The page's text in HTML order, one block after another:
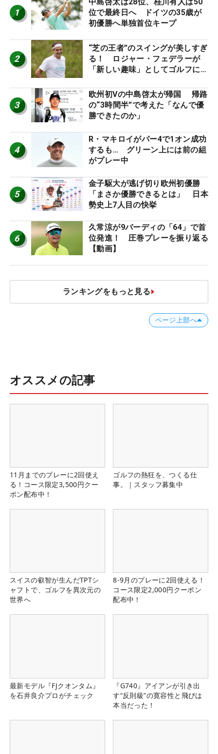
1
位で最終日へ ドイツの35歳が
初優勝へ単独首位キープ
2
“芝の王者”のスイングが美しすぎ
る！ ロジャー・フェデラーが
「新しい趣味」としてゴルフに挑
3
欧州初Vの中島啓太が帰国 帰路
の“3時間半”で考えた「なんで優
勝できたのか」
4
R・マキロイがパー4で1オン成功
するも… グリーン上には前の組
がプレー中
5
金子駆大が逃げ切り欧州初優勝
「まさか優勝できるとは」 日本
勢史上7人目の快挙
6
久常涼が9バーディの「64」で首
位発進！ 圧巻プレーを振り返る
【動画】
ランキングをもっと見る
ページ上部へ
オススメの記事
11月までのプレーに2回使え
る！コース限定3,500円クー
ポン配布中！
ゴルフの熱狂を、つくる仕
事。｜スタッフ募集中
スイスの叡智が生んだTPTシ
ャフトで、ゴルフを異次元の
世界へ
8-9月のプレーに2回使える！
コース限定2,000円クーポン
配布中！
最新モデル『FJクオンタム』
を石井良介プロがチェック
『G740』アイアンが引き出
す“反則級”の寛容性と飛びは
本当だった！